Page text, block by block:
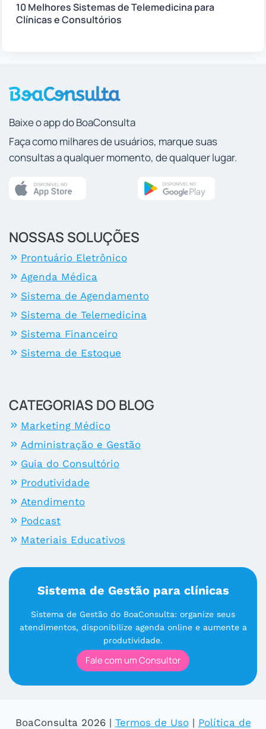
10 Melhores Sistemas de Telemedicina para
Clínicas e Consultórios
Baixe o app do BoaConsulta
Faça como milhares de usuários, marque suas
consultas a qualquer momento, de qualquer lugar.
NOSSAS SOLUÇÕES
Prontuário Eletrônico
Agenda Médica
Sistema de Agendamento
Sistema de Telemedicina
Sistema Financeiro
Sistema de Estoque
CATEGORIAS DO BLOG
Marketing Médico
Administração e Gestão
Guia do Consultório
Produtividade
Atendimento
Podcast
Materiais Educativos
Sistema de Gestão para clínicas
Sistema de Gestão do BoaConsulta: organize seus
atendimentos, disponibilize agenda online e aumente a
produtividade.
Fale com um Consultor
BoaConsulta 2026 | Termos de Uso| Política de